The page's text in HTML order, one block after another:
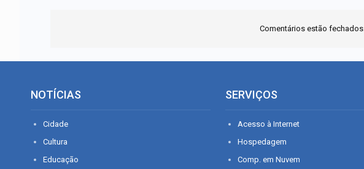
Comentários estão fechados.
NOTÍCIAS
Cidade
Cultura
Educação
SERVIÇOS
Acesso à Internet
Hospedagem
Comp. em Nuvem